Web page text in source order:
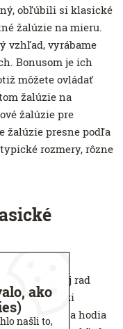
obľúbili si klasické
žalúzie na mieru.
vzhľad, vyrábame
Bonusom je ich
môžete ovládať
žalúzie na
​​žalúzie pre
žalúzie presne podľa
rozmery, rôzne
pre
majú aj rad
totiž medzi
aj udržujú a hodia
ako
našli to,